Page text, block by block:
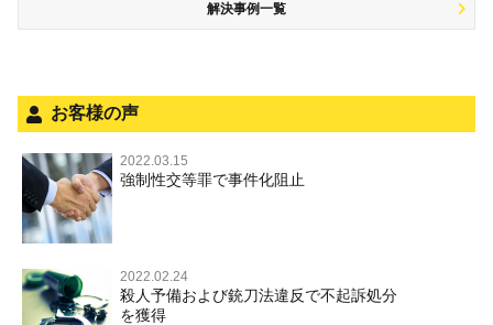
ストーカー事件
銃刀法違反
児童虐待・保護責任者遺棄
文書偽造・偽造文書行使
不正競争防止法
住居侵入等
名誉毀損・侮辱
法人と刑事事件（脱税関係，従業員逮捕，予防法務等）
面会・差し入れ
解決事例一覧
お客様の声
2022.03.15
強制性交等罪で事件化阻止
2022.02.24
殺人予備および銃刀法違反で不起訴処分
を獲得